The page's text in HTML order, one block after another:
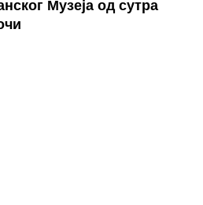
Музеја од сутра